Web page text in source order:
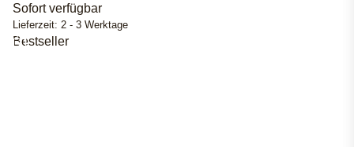
Sofort verfügbar
Lieferzeit: 2 - 3 Werktage
Bestseller